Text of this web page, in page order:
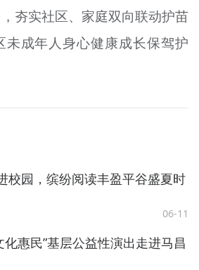
夯实社区、家庭双向联动护苗
未成年人身心健康成长保驾护
校园，缤纷阅读丰盈平谷盛夏时
06-11
化惠民”基层公益性演出走进马昌